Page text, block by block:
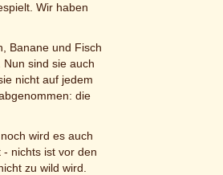
Wir haben
Banane und Fisch
sind sie auch
nicht auf jedem
die
wird es auch
nichts ist vor den
zu wild wird.